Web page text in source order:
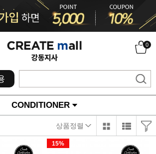
0
CONDITIONER
상품정렬
15%